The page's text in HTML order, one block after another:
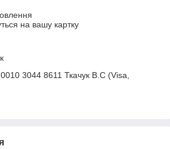
на вашу картку
3044 8611 Ткачук В.С (Visa,